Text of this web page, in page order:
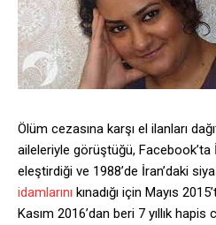
Ölüm cezasına karşı el ilanları
aileleriyle görüştüğü,
eleştirdiği ve 1988’de İran’daki
idamlarını kınadığı için Mayıs
Kasım 2016’dan beri 7 yıllık